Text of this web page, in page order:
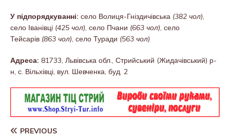
У підпорядкуванні: село Волиця-Гніздичівська (382 чол)
село Іванівці (425 чол) , село Пчани (663 чол) , село
Тейсарів (863 чол) , село Туради (563 чол)
Адреса: 81733, Львівська обл., Стрийський (Жидачівський) р-
н, с. Вільхівці, вул. Шевченка, буд. 2
PREVIOUS